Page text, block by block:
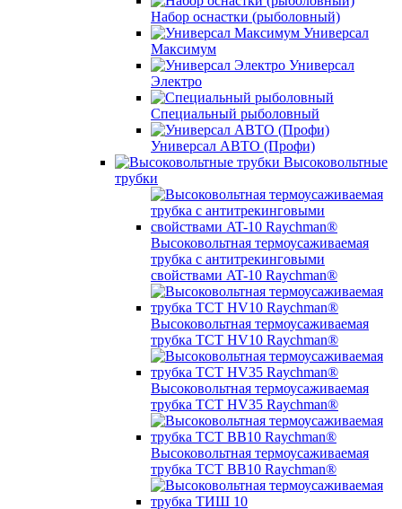
Набор оснастки (рыболовный)
Универсал
Максимум
Универсал
Электро
Специальный рыболовный
Универсал АВТО (Профи)
Высоковольтные
трубки
Высоковольтная термоусаживаемая
трубка с антитрекинговыми
свойствами AT-10 Raychman®
Высоковольтная термоусаживаемая
трубка TCT HV10 Raychman®
Высоковольтная термоусаживаемая
трубка TCT HV35 Raychman®
Высоковольтная термоусаживаемая
трубка TCT BB10 Raychman®